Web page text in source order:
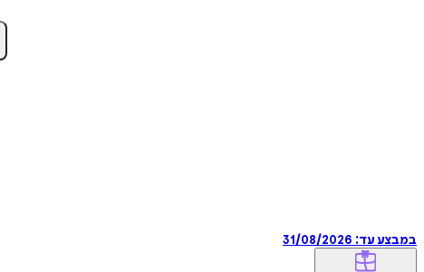
במבצע עד: 31/08/2026